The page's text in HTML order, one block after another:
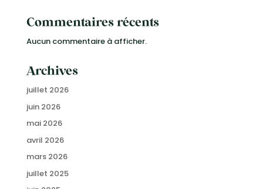
Commentaires récents
Aucun commentaire à afficher.
Archives
juillet 2026
juin 2026
mai 2026
avril 2026
mars 2026
juillet 2025